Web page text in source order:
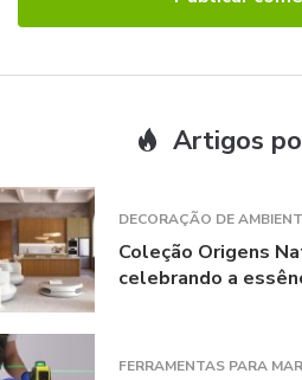
Artigos
DECORAÇÃO DE
Coleção Origens
celebrando a
FERRAMENTAS PARA